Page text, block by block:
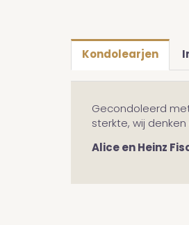
Kondolearjen
Gecondoleerd
sterkte, wij denken
Alice en Heinz